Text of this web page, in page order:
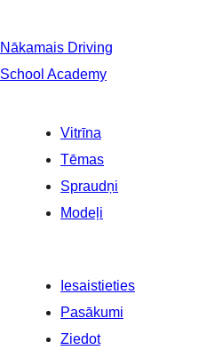
Nākamais Driving
School Academy
Vitrīna
Tēmas
Spraudņi
Modeļi
Iesaistieties
Pasākumi
Ziedot